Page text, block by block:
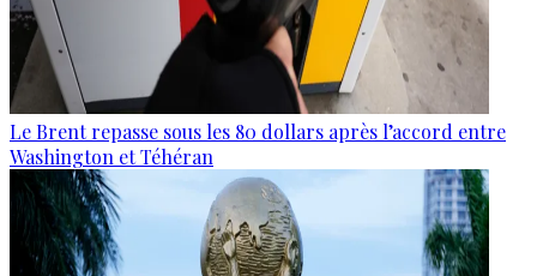
Le Brent repasse sous les 80 dollars après l’accord entre
Washington et Téhéran